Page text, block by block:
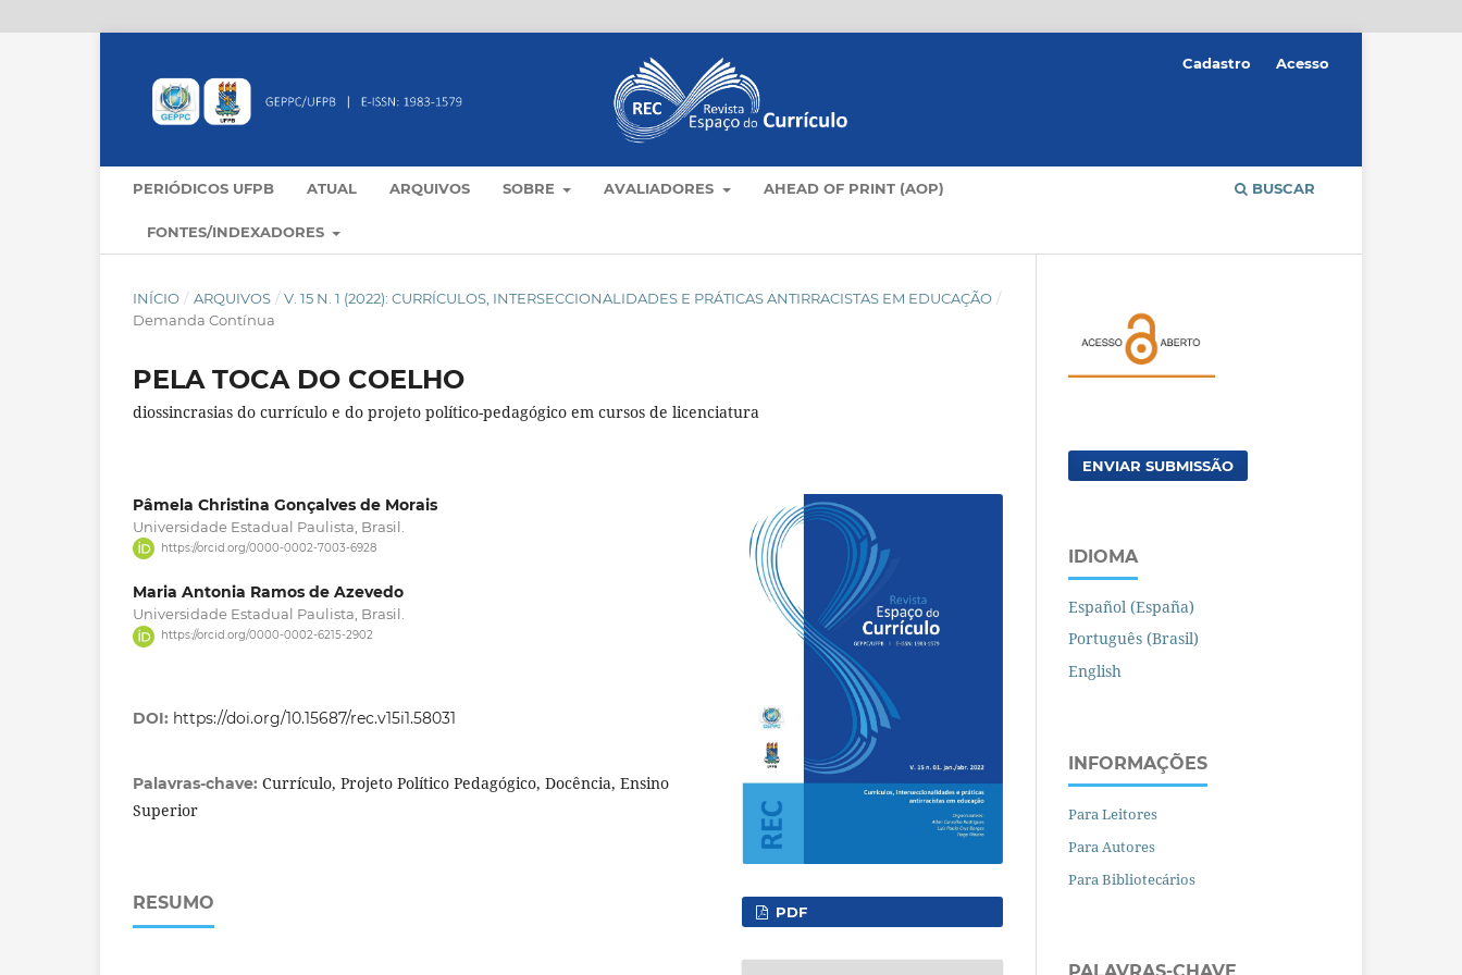
PERIÓDICOS UFPB ATUAL ARQUIVOS SOBRE AVALIADORES AHEAD OF PRINT (AOP)
FONTES/INDEXADORES
BUSCAR
Cadastro Acesso
INÍCIO / ARQUIVOS / V. 15 N. 1 (2022): CURRÍCULOS, INTERSECCIONALIDADES E PRÁTICAS ANTIRRACISTAS EM EDUCAÇÃO /
Demanda Contínua
PELA TOCA DO COELHO
diossincrasias do currículo e do projeto político-pedagógico em cursos de licenciatura
Pâmela Christina Gonçalves de Morais
Universidade Estadual Paulista, Brasil.
https://orcid.org/0000-0002-7003-6928
Maria Antonia Ramos de Azevedo
Universidade Estadual Paulista, Brasil.
https://orcid.org/0000-0002-6215-2902
DOI: https://doi.org/10.15687/rec.v15i1.58031
Palavras-chave: Currículo, Projeto Político Pedagógico, Docência, Ensino
Superior
RESUMO PDF
ENVIAR SUBMISSÃO
IDIOMA
Español (España)
Português (Brasil)
English
INFORMAÇÕES
Para Leitores
Para Autores
Para Bibliotecários